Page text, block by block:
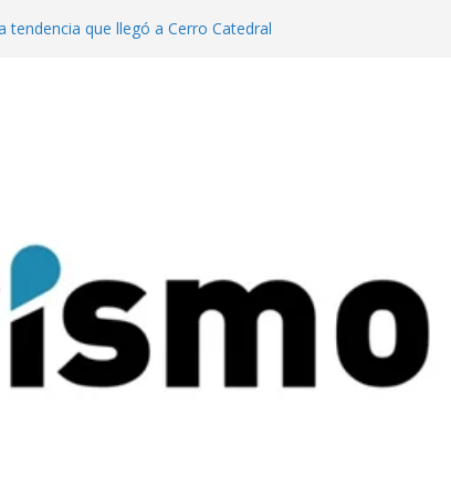
tendencia que llegó a Cerro Catedral